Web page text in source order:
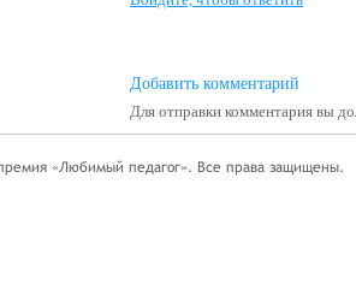
Добавить комментарий
Для отправки комментария вы
«Любимый педагог». Все права защищены.